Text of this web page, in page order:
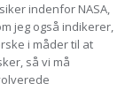
indenfor NASA,
jeg også indikerer,
i måder til at
så vi må